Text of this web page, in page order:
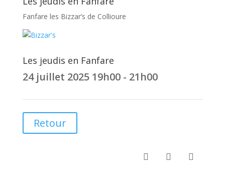
Fanfare les Bizzar’s de Collioure
Les jeudis en Fanfare
24 juillet 2025 19h00 - 21h00
Retour
 
